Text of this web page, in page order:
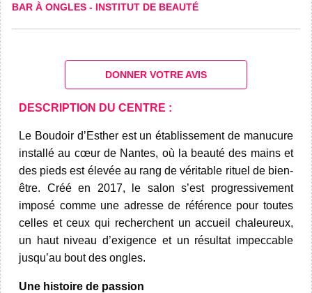
BAR À ONGLES - INSTITUT DE BEAUTÉ
DONNER VOTRE AVIS
DESCRIPTION DU CENTRE :
Le Boudoir d’Esther est un établissement de manucure
installé au cœur de Nantes, où la beauté des mains et
des pieds est élevée au rang de véritable rituel de bien-
être. Créé en 2017, le salon s’est progressivement
imposé comme une adresse de référence pour toutes
celles et ceux qui recherchent un accueil chaleureux,
un haut niveau d’exigence et un résultat impeccable
jusqu’au bout des ongles.​
Une histoire de passion